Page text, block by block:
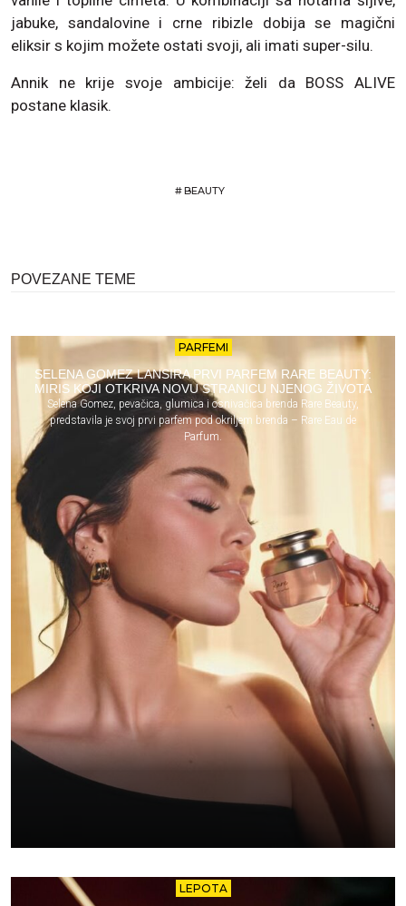
jabuke, sandalovine i crne ribizle dobija se magični
eliksir s kojim možete ostati svoji, ali imati super-silu.
Annik ne krije svoje ambicije: želi da BOSS ALIVE
postane klasik.
#BEAUTY
POVEZANE TEME
PARFEMI
SELENA GOMEZ LANSIRA PRVI PARFEM RARE BEAUTY:
MIRIS KOJI OTKRIVA NOVU STRANICU NJENOG ŽIVOTA
Selena Gomez, pevačica, glumica i osnivačica brenda Rare Beauty,
predstavila je svoj prvi parfem pod okriljem brenda – Rare Eau de
Parfum.
LEPOTA